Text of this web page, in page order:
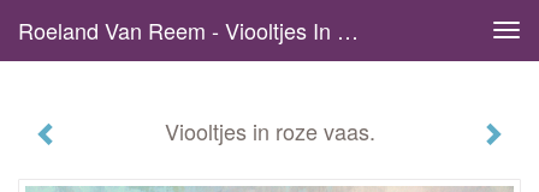
Roeland Van Reem - Viooltjes In Roze Vaas.
Viooltjes in roze vaas.